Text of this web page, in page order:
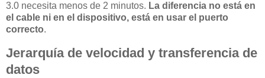
3.0 necesita menos de 2 minutos. La diferencia no está en
el cable ni en el dispositivo, está en usar el puerto
correcto.
Jerarquía de velocidad y transferencia de
datos